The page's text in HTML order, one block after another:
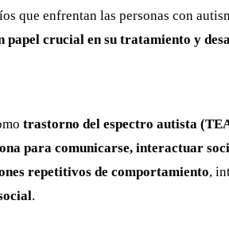
que enfrentan las personas con
papel crucial en su tratamiento y
trastorno del espectro autista
para comunicarse, interactuar
repetitivos de comportamiento,
.